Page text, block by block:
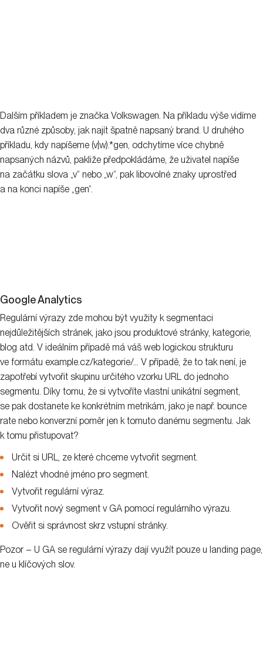
Dalším příkladem je značka Volkswagen. Na příkladu výše vidíme
dva různé způsoby, jak najít špatně napsaný brand. U druhého
příkladu, kdy napíšeme (v|w).*gen, odchytíme více chybně
napsaných názvů, pakliže předpokládáme, že uživatel napíše
na začátku slova „v“ nebo „w“, pak libovolné znaky uprostřed
a na konci napíše „gen“.
Google Analytics
Regulární výrazy zde mohou být využity k segmentaci
nejdůležitějších stránek, jako jsou produktové stránky, kategorie,
blog atd. V ideálním případě má váš web logickou strukturu
ve formátu example.cz/kategorie/… V případě, že to tak není, je
zapotřebí vytvořit skupinu určitého vzorku URL do jednoho
segmentu. Díky tomu, že si vytvoříte vlastní unikátní segment,
se pak dostanete ke konkrétním metrikám, jako je např. bounce
rate nebo konverzní poměr jen k tomuto danému segmentu. Jak
k tomu přistupovat?
Určit si URL, ze které chceme vytvořit segment.
Nalézt vhodné jméno pro segment.
Vytvořit regulární výraz.
Vytvořit nový segment v GA pomocí regulárního výrazu.
Ověřit si správnost skrz vstupní stránky.
Pozor – U GA se regulární výrazy dají využít pouze u landing page,
ne u klíčových slov.